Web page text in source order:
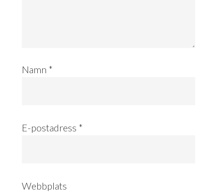
Namn *
E-postadress *
Webbplats